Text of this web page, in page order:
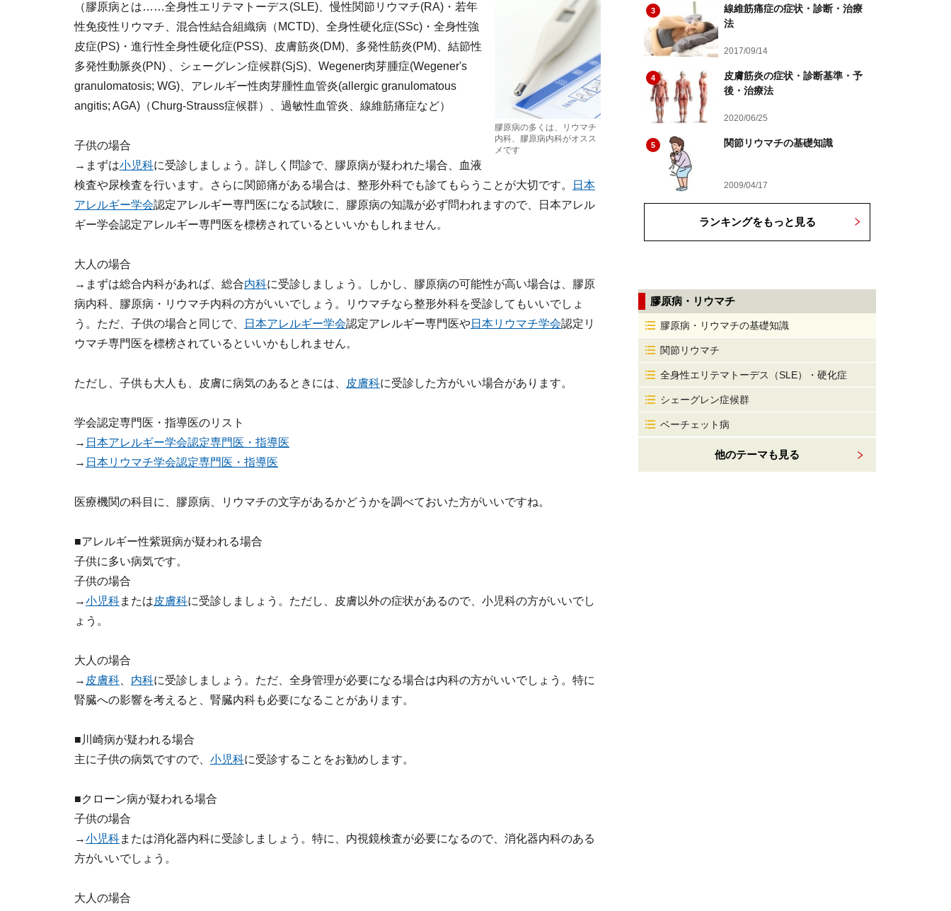
膠原病の多くは、リウマチ
内科、膠原病内科がオスス
メです
（膠原病とは……全身性エリテマトーデス(SLE)、慢性関節リウマチ(RA)・若年
性免疫性リウマチ、混合性結合組織病（MCTD)、全身性硬化症(SSc)・全身性強
皮症(PS)・進行性全身性硬化症(PSS)、皮膚筋炎(DM)、多発性筋炎(PM)、結節性
多発性動脈炎(PN) 、シェーグレン症候群(SjS)、Wegener肉芽腫症(Wegener's
granulomatosis; WG)、アレルギー性肉芽腫性血管炎(allergic granulomatous
angitis; AGA)（Churg-Strauss症候群）、過敏性血管炎、線維筋痛症など）
子供の場合
→まずは小児科に受診しましょう。詳しく問診で、膠原病が疑われた場合、血液
検査や尿検査を行います。さらに関節痛がある場合は、整形外科でも診てもらうことが大切です。
日本
アレルギー学会認定アレルギー専門医になる試験に、膠原病の知識が必ず問われますので、日本アレル
ギー学会認定アレルギー専門医を標榜されているといいかもしれません。
大人の場合
→まずは総合内科があれば、総合内科に受診しましょう。しかし、膠原病の可能性が高い場合は、膠原
病内科、膠原病・リウマチ内科の方がいいでしょう。リウマチなら整形外科を受診してもいいでしょ
う。ただ、子供の場合と同じで、
日本アレルギー学会認定アレルギー専門医や日本リウマチ学会認定リ
ウマチ専門医を標榜されているといいかもしれません。
ただし、子供も大人も、皮膚に病気のあるときには、 皮膚科に受診した方がいい場合があります。
学会認定専門医・指導医のリスト
→ 日本アレルギー学会認定専門医・指導医
→ 日本リウマチ学会認定専門医・指導医
医療機関の科目に、膠原病、リウマチの文字があるかどうかを調べておいた方がいいですね。
■アレルギー性紫斑病が疑われる場合
子供に多い病気です。
子供の場合
→小児科または皮膚科に受診しましょう。ただし、皮膚以外の症状があるので、小児科の方がいいでし
ょう。
大人の場合
→ 皮膚科 内科に受診しましょう。ただ、全身管理が必要になる場合は内科の方がいいでしょう。特に
腎臓への影響を考えると、腎臓内科も必要になることがあります。
■川崎病が疑われる場合
主に子供の病気ですので、 小児科に受診することをお勧めします。
■クローン病が疑われる場合
子供の場合
→小児科または消化器内科に受診しましょう。特に、内視鏡検査が必要になるので、消化器内科のある
方がいいでしょう。
大人の場合
3
線維筋痛症の症状・診断・治療
法
2017/09/14
4
皮膚筋炎の症状・診断基準・予
後・治療法
2020/06/25
5 関節リウマチの基礎知識
2009/04/17
ランキングをもっと見る
膠原病・リウマチ
膠原病・リウマチの基礎知識
関節リウマチ
全身性エリテマトーデス（SLE）・硬化症
シェーグレン症候群
ベーチェット病
他のテーマも見る